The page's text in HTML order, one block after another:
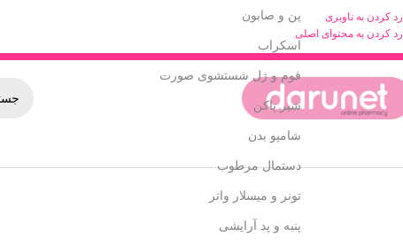
رد کردن به ناوبری
رد کردن به محتوای اصلی
پن و صابون
اسکراب
فوم و ژل شستشوی صورت
شیر پاکن
شامپو بدن
دستمال مرطوب
تونر و میسلار واتر
پنبه و پد آرایشی